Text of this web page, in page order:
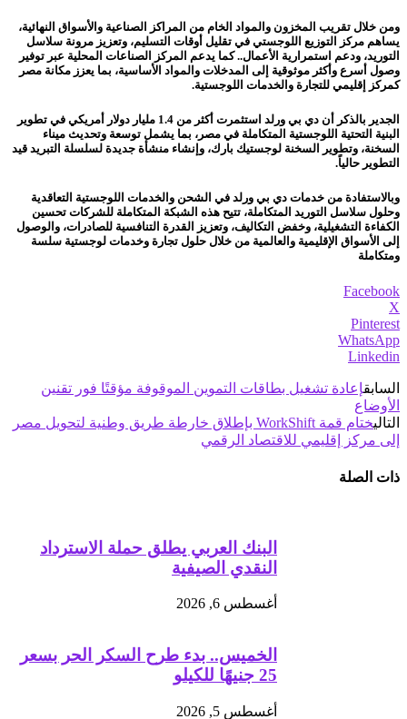
ومن خلال تقريب المخزون والمواد الخام من المراكز الصناعية والأسواق النهائية،
يساهم مركز التوزيع اللوجستي في تقليل أوقات التسليم، وتعزيز مرونة سلاسل
التوريد، ودعم استمرارية الأعمال.. كما يدعم المركز الصناعات المحلية عبر توفير
وصول أسرع وأكثر موثوقية إلى المدخلات والمواد الأساسية، بما يعزز مكانة مصر
كمركز إقليمي للتجارة والخدمات اللوجستية.
الجدير بالذكر أن دي بي ورلد استثمرت أكثر من 1.4 مليار دولار أمريكي في تطوير
البنية التحتية اللوجستية المتكاملة في مصر، بما يشمل توسعة وتحديث ميناء
السخنة، وتطوير السخنة لوجستيك بارك، وإنشاء منشأة جديدة لسلسلة التبريد قيد
التطوير حالياً.
وبالاستفادة من خدمات دي بي ورلد في الشحن والخدمات اللوجستية التعاقدية
وحلول سلاسل التوريد المتكاملة، تتيح هذه الشبكة المتكاملة للشركات تحسين
الكفاءة التشغيلية، وخفض التكاليف، وتعزيز القدرة التنافسية للصادرات، والوصول
إلى الأسواق الإقليمية والعالمية من خلال حلول تجارة وخدمات لوجستية سلسة
ومتكاملة
Facebook
X
Pinterest
WhatsApp
Linkedin
السابقإعادة تشغيل بطاقات التموين الموقوفة مؤقتًا فور تقنين
الأوضاع
التالي
ختام قمة WorkShift بإطلاق خارطة طريق وطنية لتحويل مصر
إلى مركز إقليمي للاقتصاد الرقمي
ذات الصلة
البنك العربي يطلق حملة الاسترداد
النقدي الصيفية
أغسطس 6, 2026
الخميس.. بدء طرح السكر الحر بسعر
25 جنيهًا للكيلو
أغسطس 5, 2026